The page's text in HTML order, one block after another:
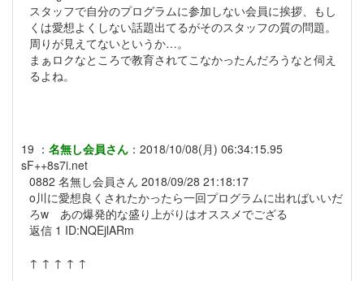
スタッフで自分のプログラムに参加しない会員に挨拶、もし
くは愛想よくしない話題出てるがそのスタッフの質の問題。
周りが見えてないというか…。
まぁロクなところで教育されてこなかったんだろうなと伺え
るよね。
19 ： 名無し会員さん ： 2018/10/08(月) 06:34:15.95
sF++8s7i.net
0882 名無し会員さん 2018/09/28 21:18:17
o川に愛想良くされたかったら一回プログラムに出ればいいだ
ろw あの爆発的な盛り上がりはオススメでござる
返信 1 ID:NQEjlARm
↑ ↑ ↑ ↑ ↑